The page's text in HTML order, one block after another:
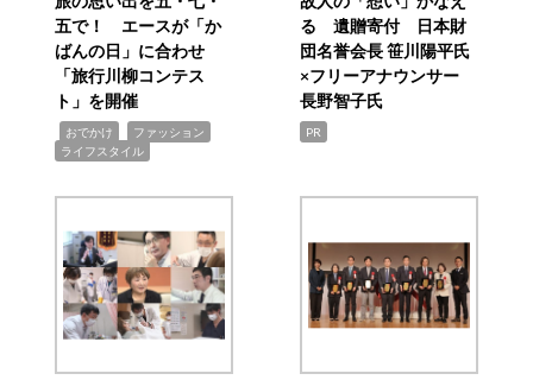
五で！ エースが「か
ばんの日」に合わせ
「旅行川柳コンテス
ト」を開催
おでかけ ファッション
ライフスタイル
る 遺贈寄付 日本財
団名誉会長 笹川陽平氏
×フリーアナウンサー
長野智子氏
PR